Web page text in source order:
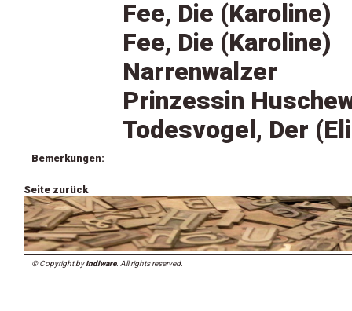
Fee, Die (Karoline)
Fee, Die (Karoline)
Narrenwalzer
Prinzessin
Todesvogel, Der
Bemerkungen:
Seite zurück
© Copyright byIndiware. All rights reserved.